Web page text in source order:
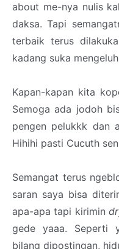
about me-nya nulis
daksa. Tapi
terbaik terus
kadang suka
Kapan-kapan kita
Semoga ada jodoh
pengen pelukkk dan
Hihihi pasti Cucuth
Semangat terus
saran saya bisa
apa-apa tapi kirimin
gede yaaa. Seperti
bilang dipostingan,